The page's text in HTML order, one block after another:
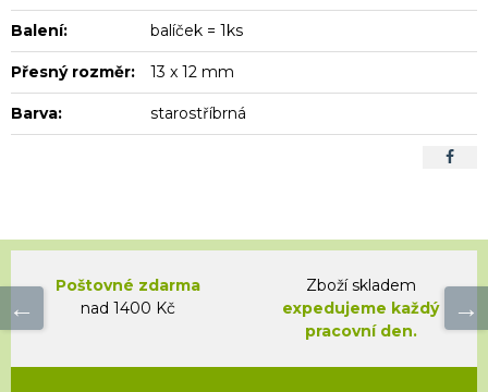
Balení: balíček = 1ks
Přesný rozměr: 13 x 12 mm
Barva: starostříbrná
Poštovné zdarma
nad 1400 Kč
Zboží skladem
expedujeme každý
pracovní den.